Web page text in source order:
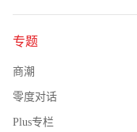
专题
商潮
零度对话
Plus专栏